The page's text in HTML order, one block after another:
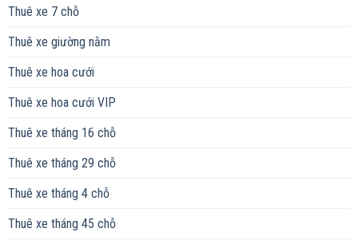
Thuê xe 7 chỗ
Thuê xe giường nằm
Thuê xe hoa cưới
Thuê xe hoa cưới VIP
Thuê xe tháng 16 chỗ
Thuê xe tháng 29 chỗ
Thuê xe tháng 4 chỗ
Thuê xe tháng 45 chỗ